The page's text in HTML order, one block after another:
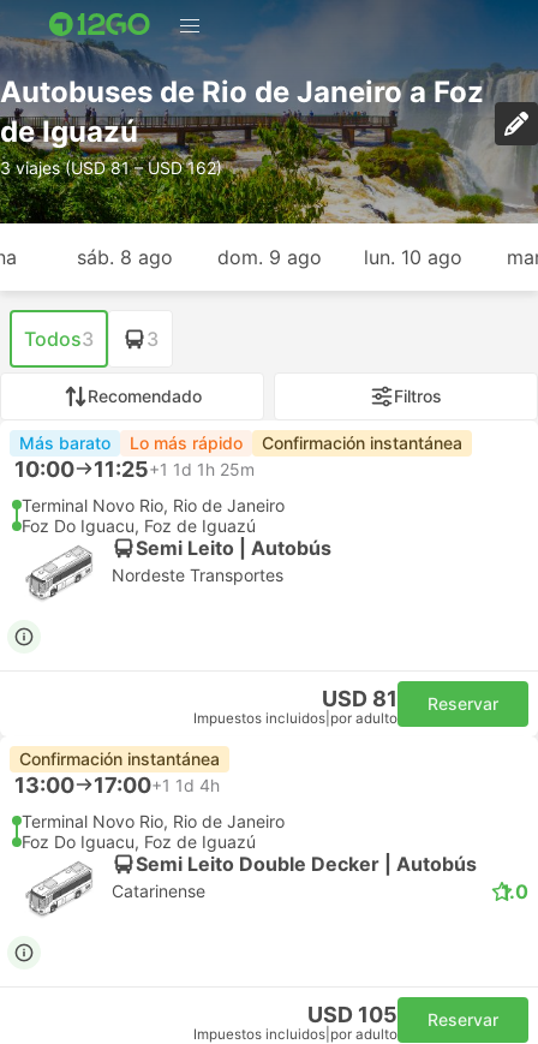
Autobuses de Rio de Janeiro a Foz
de Iguazú
3 viajes (USD 81 – USD 162)
sáb. 8 ago dom. 9 ago lun. 10 ago
Todos3 3
Recomendado Filtros
Más barato Lo más rápido Confirmación instantánea
10:00 11:25+1 1d 1h 25m
Terminal Novo Rio, Rio de Janeiro
Foz Do Iguacu, Foz de Iguazú
Semi Leito | Autobús
Nordeste Transportes
USD 81
Impuestos incluidos por adulto
Reservar
Confirmación instantánea
13:00 17:00+1 1d 4h
Terminal Novo Rio, Rio de Janeiro
Foz Do Iguacu, Foz de Iguazú
Semi Leito Double Decker | Autobús
Catarinense 1.0
USD 105
Impuestos incluidos por adulto
Reservar